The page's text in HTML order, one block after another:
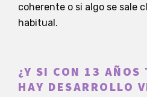
coherente o si algo se sale
habitual.
¿Y SI CON 13 AÑOS
HAY DESARROLLO